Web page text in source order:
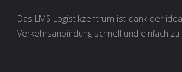
Das LMS Logistikzentrum ist dank der
Verkehrsanbindung schnell und einfach